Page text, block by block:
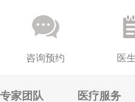
咨询预约 医
专家团队 医疗服务